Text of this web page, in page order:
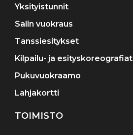
Yksityistunnit
Salin vuokraus
Tanssiesitykset
Kilpailu- ja esityskoreografiat
Pukuvuokraamo
Lahjakortti
TOIMISTO